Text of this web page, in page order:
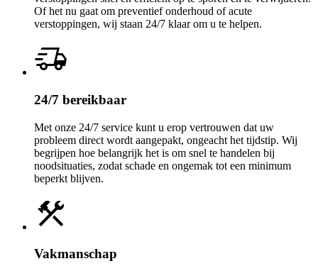
Of het nu gaat om preventief onderhoud of acute
verstoppingen, wij staan 24/7 klaar om u te helpen.
delivery_truck_speed
24/7 bereikbaar
Met onze 24/7 service kunt u erop vertrouwen dat uw
probleem direct wordt aangepakt, ongeacht het tijdstip. Wij
begrijpen hoe belangrijk het is om snel te handelen bij
noodsituaties, zodat schade en ongemak tot een minimum
beperkt blijven.
construction
Vakmanschap